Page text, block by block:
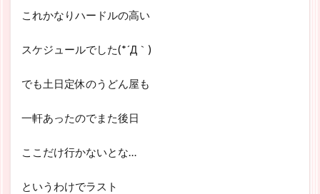
これかなりハードルの高い
スケジュールでした(*´Д｀)
でも土日定休のうどん屋も
一軒あったのでまた後日
ここだけ行かないとな…
というわけでラスト